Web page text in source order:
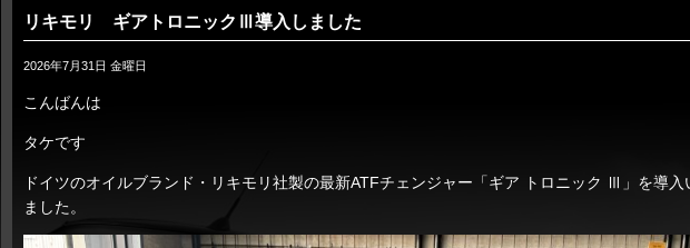
リキモリ ギアトロニックⅢ導入しました
2026年7月31日 金曜日
こんばんは
タケです
ドイツのオイルブランド・リキモリ社製の最新ATFチェンジャー「ギア トロニック Ⅲ」を導入
ました。